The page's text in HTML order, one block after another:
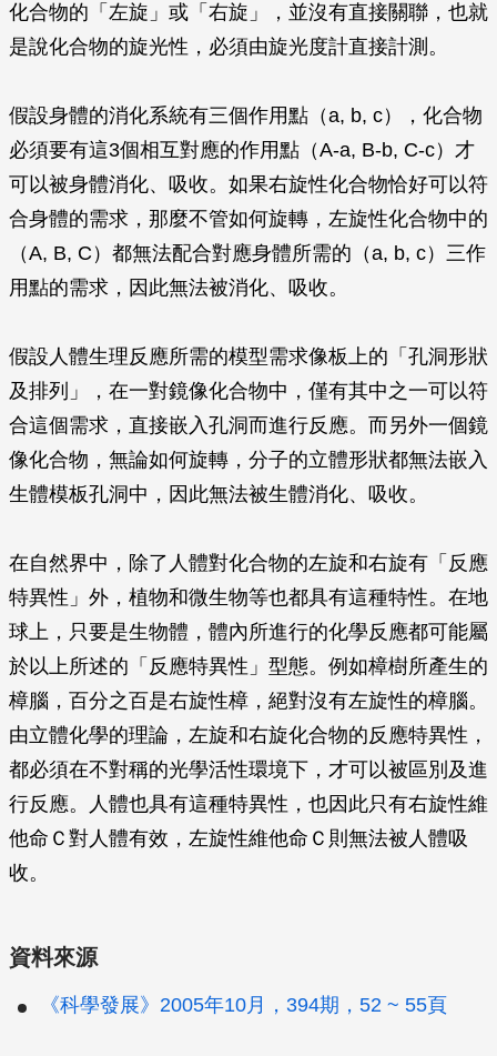
化合物的「左旋」或「右旋」，並沒有直接關聯，也就
是說化合物的旋光性，必須由旋光度計直接計測。
假設身體的消化系統有三個作用點（a, b, c），化合物
必須要有這3個相互對應的作用點（A-a, B-b, C-c）才
可以被身體消化、吸收。如果右旋性化合物恰好可以符
合身體的需求，那麼不管如何旋轉，左旋性化合物中的
（A, B, C）都無法配合對應身體所需的（a, b, c）三作
用點的需求，因此無法被消化、吸收。
假設人體生理反應所需的模型需求像板上的「孔洞形狀
及排列」，在一對鏡像化合物中，僅有其中之一可以符
合這個需求，直接嵌入孔洞而進行反應。而另外一個鏡
像化合物，無論如何旋轉，分子的立體形狀都無法嵌入
生體模板孔洞中，因此無法被生體消化、吸收。
在自然界中，除了人體對化合物的左旋和右旋有「反應
特異性」外，植物和微生物等也都具有這種特性。在地
球上，只要是生物體，體內所進行的化學反應都可能屬
於以上所述的「反應特異性」型態。例如樟樹所產生的
樟腦，百分之百是右旋性樟，絕對沒有左旋性的樟腦。
由立體化學的理論，左旋和右旋化合物的反應特異性，
都必須在不對稱的光學活性環境下，才可以被區別及進
行反應。人體也具有這種特異性，也因此只有右旋性維
他命Ｃ對人體有效，左旋性維他命Ｃ則無法被人體吸
收。
資料來源
《科學發展》2005年10月，394期，52 ~ 55頁